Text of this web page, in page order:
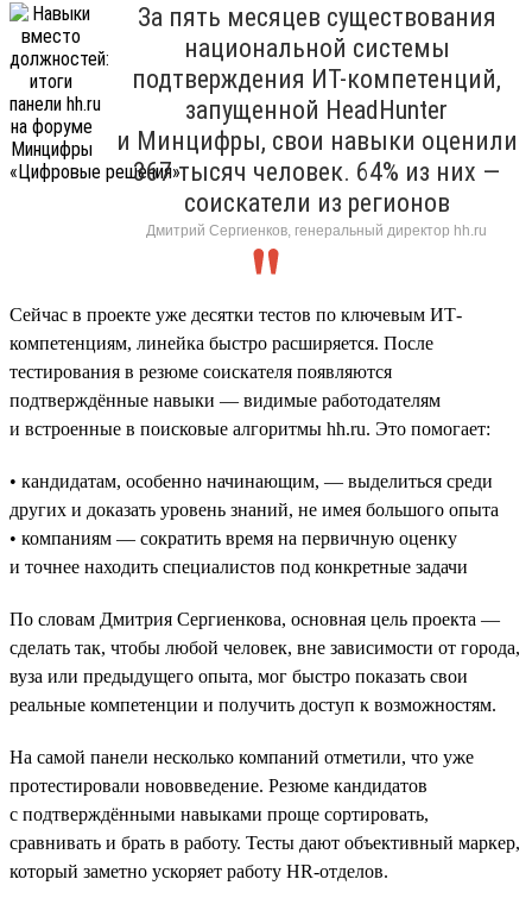
За пять месяцев существования
национальной системы
подтверждения ИТ-компетенций,
запущенной HeadHunter
и Минцифры, свои навыки оценили
367 тысяч человек. 64% из них —
соискатели из регионов
Дмитрий Сергиенков, генеральный директор hh.ru
Сейчас в проекте уже десятки тестов по ключевым ИТ-
компетенциям, линейка быстро расширяется. После
тестирования в резюме соискателя появляются
подтверждённые навыки — видимые работодателям
и встроенные в поисковые алгоритмы hh.ru. Это помогает:
• кандидатам, особенно начинающим, — выделиться среди
других и доказать уровень знаний, не имея большого опыта
• компаниям — сократить время на первичную оценку
и точнее находить специалистов под конкретные задачи
По словам Дмитрия Сергиенкова, основная цель проекта —
сделать так, чтобы любой человек, вне зависимости от города,
вуза или предыдущего опыта, мог быстро показать свои
реальные компетенции и получить доступ к возможностям.
На самой панели несколько компаний отметили, что уже
протестировали нововведение. Резюме кандидатов
с подтверждёнными навыками проще сортировать,
сравнивать и брать в работу. Тесты дают объективный маркер,
который заметно ускоряет работу HR-отделов.